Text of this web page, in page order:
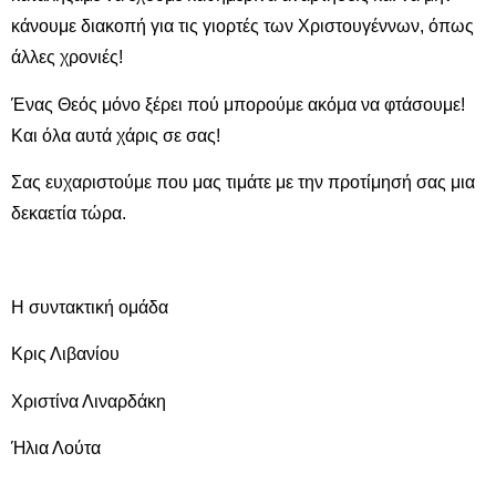
κάνουμε διακοπή για τις γιορτές των Χριστουγέννων, όπως
άλλες χρονιές!
Ένας Θεός μόνο ξέρει πού μπορούμε ακόμα να φτάσουμε!
Και όλα αυτά χάρις σε σας!
Σας ευχαριστούμε που μας τιμάτε με την προτίμησή σας μια
δεκαετία τώρα.
Η συντακτική ομάδα
Κρις Λιβανίου
Χριστίνα Λιναρδάκη
Ήλια Λούτα